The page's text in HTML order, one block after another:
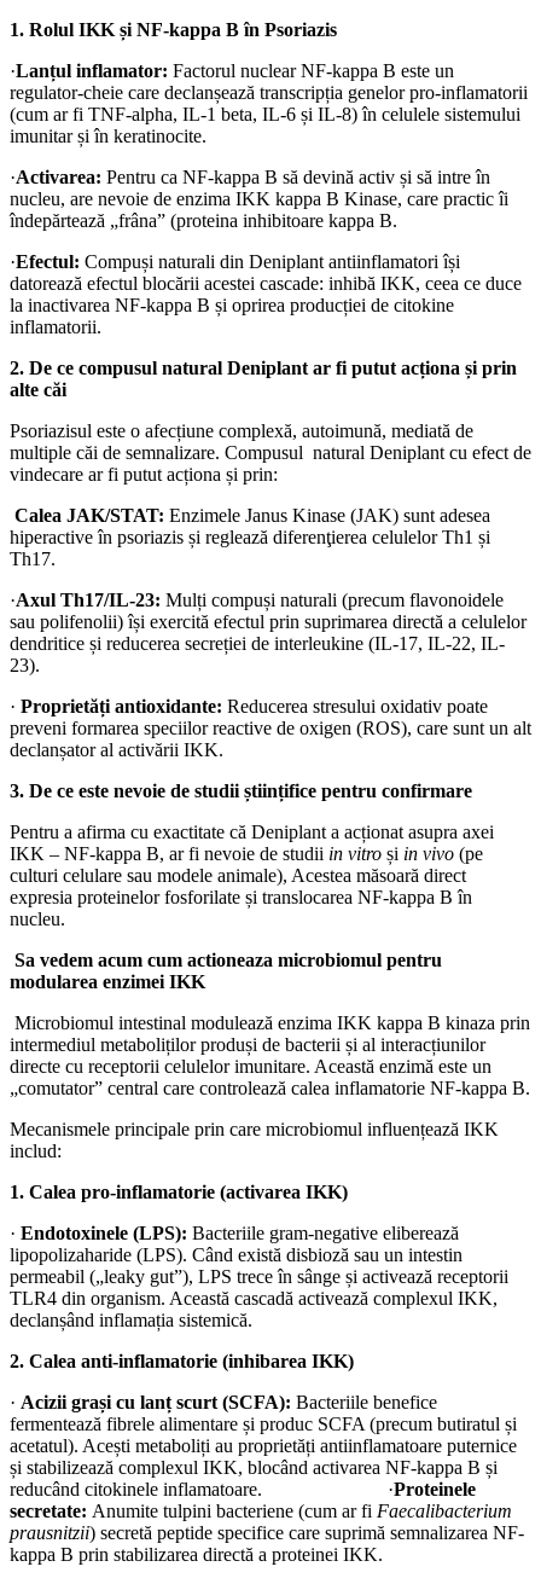
1. Rolul IKK și NF-kappa B în Psoriazis
·Lanțul inflamator: Factorul nuclear NF-kappa B este un
regulator-cheie care declanșează transcripția genelor pro-inflamatorii
(cum ar fi TNF-alpha, IL-1 beta, IL-6 și IL-8) în celulele sistemului
imunitar și în keratinocite.
·Activarea: Pentru ca NF-kappa B să devină activ și să intre în
nucleu, are nevoie de enzima IKK kappa B Kinase, care practic îi
îndepărtează „frâna” (proteina inhibitoare kappa B.
·Efectul: Compuși naturali din Deniplant antiinflamatori își
datorează efectul blocării acestei cascade: inhibă IKK, ceea ce duce
la inactivarea NF-kappa B și oprirea producției de citokine
inflamatorii.
2. De ce compusul natural Deniplant ar fi putut acționa și prin
alte căi
Psoriazisul este o afecțiune complexă, autoimună, mediată de
multiple căi de semnalizare. Compusul natural Deniplant cu efect de
vindecare ar fi putut acționa și prin:
Calea JAK/STAT: Enzimele Janus Kinase (JAK) sunt adesea
hiperactive în psoriazis și reglează diferenţierea celulelor Th1 și
Th17.
·Axul Th17/IL-23: Mulți compuși naturali (precum flavonoidele
sau polifenolii) își exercită efectul prin suprimarea directă a celulelor
dendritice și reducerea secreției de interleukine (IL-17, IL-22, IL-
23).
· Proprietăți antioxidante: Reducerea stresului oxidativ poate
preveni formarea speciilor reactive de oxigen (ROS), care sunt un alt
declanșator al activării IKK.
3. De ce este nevoie de studii științifice pentru confirmare
Pentru a afirma cu exactitate că Deniplant a acționat asupra axei
IKK – NF-kappa B, ar fi nevoie de studii in vitro și in vivo (pe
culturi celulare sau modele animale), Acestea măsoară direct
expresia proteinelor fosforilate și translocarea NF-kappa B în
nucleu.
Sa vedem acum cum actioneaza microbiomul pentru
modularea enzimei IKK
Microbiomul intestinal modulează enzima IKK kappa B kinaza prin
intermediul metaboliților produși de bacterii și al interacțiunilor
directe cu receptorii celulelor imunitare. Această enzimă este un
„comutator” central care controlează calea inflamatorie NF-kappa B.
Mecanismele principale prin care microbiomul influențează IKK
includ:
1. Calea pro-inflamatorie (activarea IKK)
· Endotoxinele (LPS): Bacteriile gram-negative eliberează
lipopolizaharide (LPS). Când există disbioză sau un intestin
permeabil („leaky gut”), LPS trece în sânge și activează receptorii
TLR4 din organism. Această cascadă activează complexul IKK,
declanșând inflamația sistemică.
2. Calea anti-inflamatorie (inhibarea IKK)
· Acizii grași cu lanț scurt (SCFA): Bacteriile benefice
fermentează fibrele alimentare și produc SCFA (precum butiratul și
acetatul). Acești metaboliți au proprietăți antiinflamatoare puternice
și stabilizează complexul IKK, blocând activarea NF-kappa B și
reducând citokinele inflamatoare. ·Proteinele
secretate: Anumite tulpini bacteriene (cum ar fi Faecalibacterium
prausnitzii) secretă peptide specifice care suprimă semnalizarea NF-
kappa B prin stabilizarea directă a proteinei IKK.